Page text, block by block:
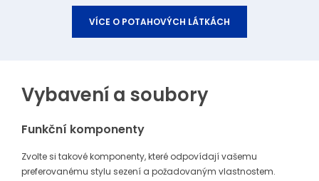
VÍCE O POTAHOVÝCH LÁTKÁCH
Vybavení a soubory
Funkční komponenty
Zvolte si takové komponenty, které odpovídají vašemu
preferovanému stylu sezení a požadovaným vlastnostem.